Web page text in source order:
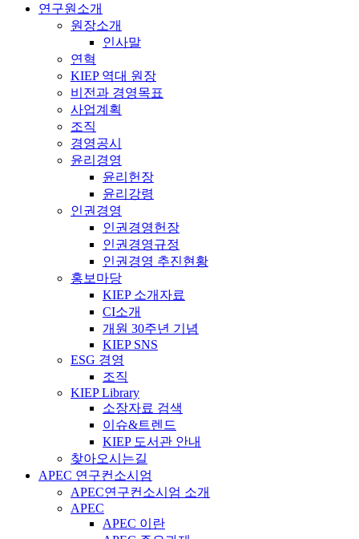
연구원소개
원장소개
인사말
연혁
KIEP 역대 원장
비전과 경영목표
사업계획
조직
경영공시
윤리경영
윤리헌장
윤리강령
인권경영
인권경영헌장
인권경영규정
인권경영 추진현황
홍보마당
KIEP 소개자료
CI소개
개원 30주년 기념
KIEP SNS
ESG 경영
조직
KIEP Library
소장자료 검색
이슈&트렌드
KIEP 도서관 안내
찾아오시는길
APEC 연구컨소시엄
APEC연구컨소시엄 소개
APEC
APEC 이란